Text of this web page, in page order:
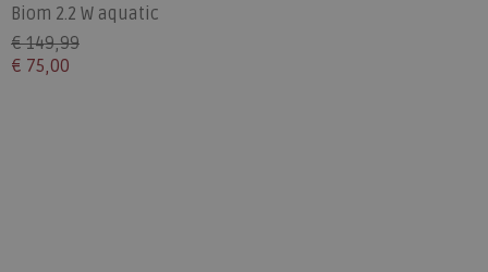
Biom 2.2 W aquatic
€ 149,99
€ 75,00